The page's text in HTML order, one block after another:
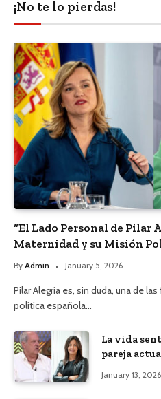
¡No te lo pierdas!
“El Lado Personal de
Maternidad y su Misión
By Admin January 5, 2026
Pilar Alegría es, sin duda, una de
política española…
La vida
pareja
January 13, 2026